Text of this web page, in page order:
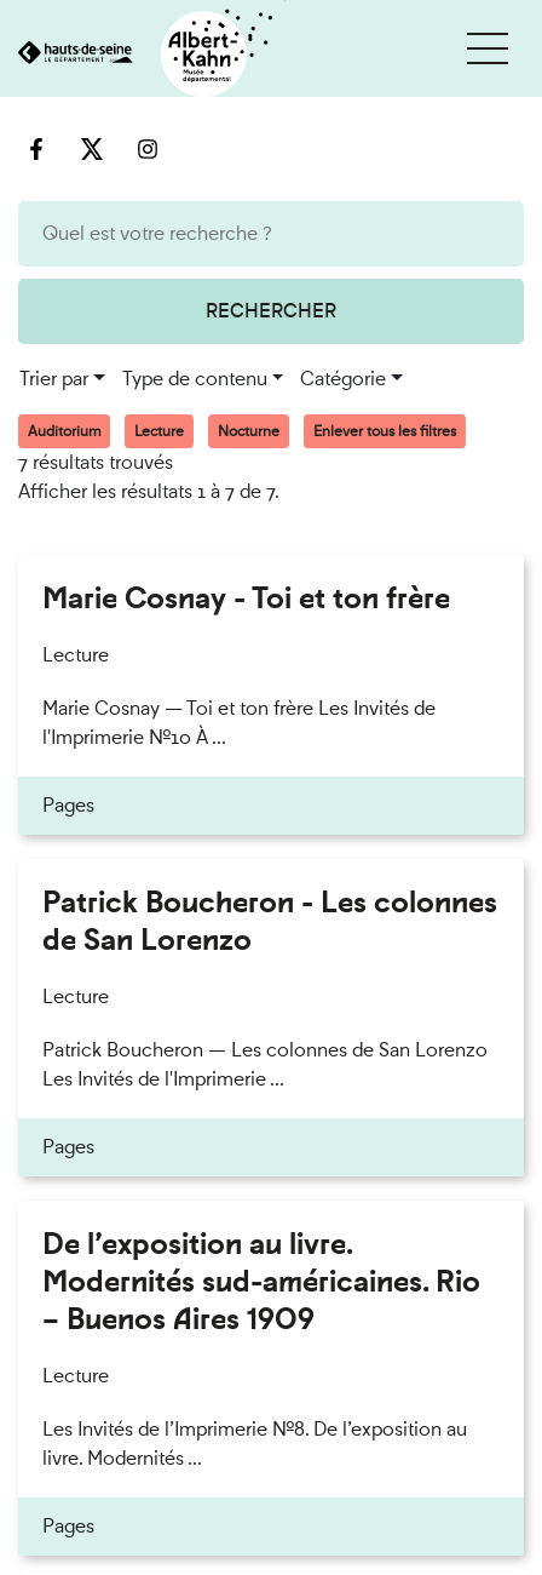
au
RECHERCHER
Trier par Type de contenu Catégorie
Auditorium Lecture Nocturne Enlever tous les filtres
7 résultats trouvés
Afficher les résultats 1 à 7 de 7.
Marie Cosnay - Toi et ton frère
Lecture
Marie Cosnay — Toi et ton frère Les Invités de
l'Imprimerie n°10 À ...
Pages
Patrick Boucheron - Les colonnes
de San Lorenzo
Lecture
Patrick Boucheron — Les colonnes de San Lorenzo
Les Invités de l'Imprimerie ...
Pages
De l’exposition au livre.
Modernités sud-américaines. Rio
– Buenos Aires 1909
Lecture
Les Invités de l’Imprimerie n°8. De l’exposition au
livre. Modernités ...
Pages
Cookies et traceurs utilisés sur ce site